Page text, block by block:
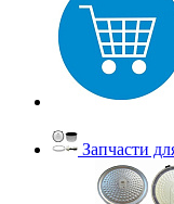
Запчасти